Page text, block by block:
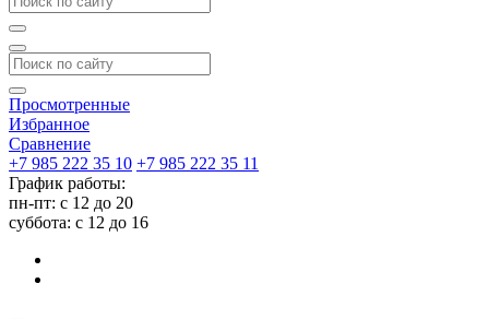
Просмотренные
Избранное
Сравнение
+7 985 222 35 10 +7 985 222 35 11
График работы:
пн-пт: с 12 до 20
суббота: c 12 до 16